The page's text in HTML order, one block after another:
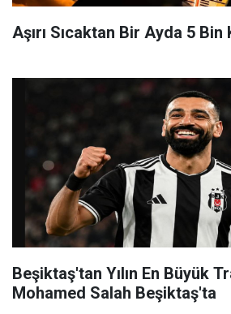
Aşırı Sıcaktan Bir Ayda 5 Bin
Beşiktaş'tan Yılın En Büyük
Mohamed Salah Beşiktaş'ta